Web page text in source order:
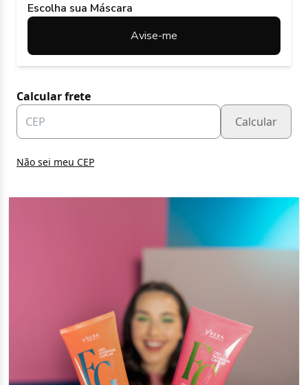
Escolha sua Máscara
Avise-me
Calcular frete
Calcular
Não sei meu CEP